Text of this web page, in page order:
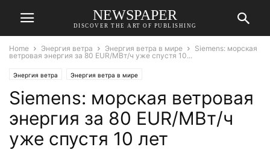
NEWSPAPER
DISCOVER THE ART OF PUBLISHING
Home Энергия ветра Энергия ветра в мире
Siemens: морская
ветровая энергия за 80 EUR/МВт/ч уже спустя 10...
Энергия ветра Энергия ветра в мире
Siemens: морская ветровая
энергия за 80 EUR/МВт/ч
уже спустя 10 лет